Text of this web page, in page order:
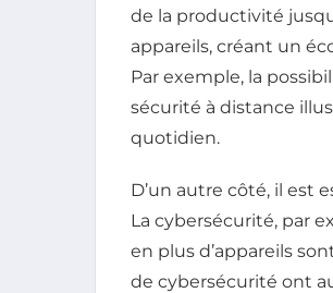
de la productivité
appareils, créant un
Par exemple, la
sécurité à distance
quotidien.
D’un autre côté, il est
La cybersécurité, par
en plus d’appareils
de cybersécurité ont